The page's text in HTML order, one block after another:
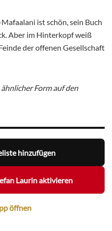
ist schön, sein Buch
Aber im Hinterkopf weiß
der offenen Gesellschaft
Form auf den
hinzufügen
Laurin aktivieren
öffnen